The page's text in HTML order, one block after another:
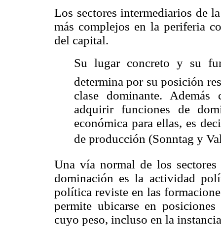
Los sectores intermediarios de
más complejos en la periferia
del capital.
Su lugar concreto y su
determina por su posición
clase dominante. Además
adquirir funciones de
económica para ellas, es
de producción (Sonntag y
Una vía normal de los sectores
dominación es la actividad
política reviste en las
permite ubicarse en
cuyo peso, incluso en la